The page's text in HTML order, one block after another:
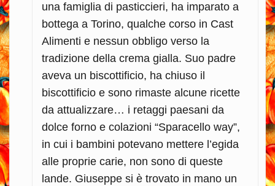
una famiglia di pasticcieri, ha imparato a
bottega a Torino, qualche corso in Cast
Alimenti e nessun obbligo verso la
tradizione della crema gialla. Suo padre
aveva un biscottificio, ha chiuso il
biscottificio e sono rimaste alcune ricette
da attualizzare… i retaggi paesani da
dolce forno e colazioni “Sparacello way”,
in cui i bambini potevano mettere l’egida
alle proprie carie, non sono di queste
lande. Giuseppe si è trovato in mano un